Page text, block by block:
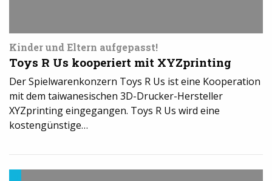
Kinder und Eltern aufgepasst!
Toys R Us kooperiert mit XYZprinting
Der Spielwarenkonzern Toys R Us ist eine Kooperation
mit dem taiwanesischen 3D-Drucker-Hersteller
XYZprinting eingegangen. Toys R Us wird eine
kostengünstige…